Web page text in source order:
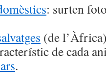
: surten
(de
de cada
.